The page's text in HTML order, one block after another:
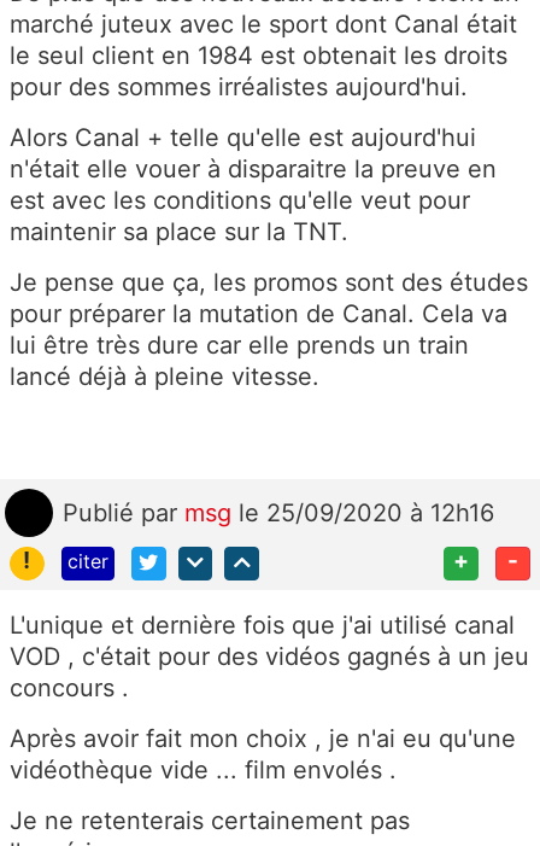
marché juteux avec le sport dont Canal était
le seul client en 1984 est obtenait les droits
pour des sommes irréalistes aujourd'hui.
Alors Canal + telle qu'elle est aujourd'hui
n'était elle vouer à disparaitre la preuve en
est avec les conditions qu'elle veut pour
maintenir sa place sur la TNT.
Je pense que ça, les promos sont des études
pour préparer la mutation de Canal. Cela va
lui être très dure car elle prends un train
lancé déjà à pleine vitesse.
Publié par msg le 25/09/2020 à 12h16
!
citer + -
L'unique et dernière fois que j'ai utilisé canal
VOD , c'était pour des vidéos gagnés à un jeu
concours .
Après avoir fait mon choix , je n'ai eu qu'une
vidéothèque vide ... film envolés .
Je ne retenterais certainement pas